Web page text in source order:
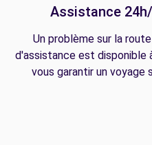
Assistance
Un problème sur la
d'assistance est disponible
vous garantir un voyage